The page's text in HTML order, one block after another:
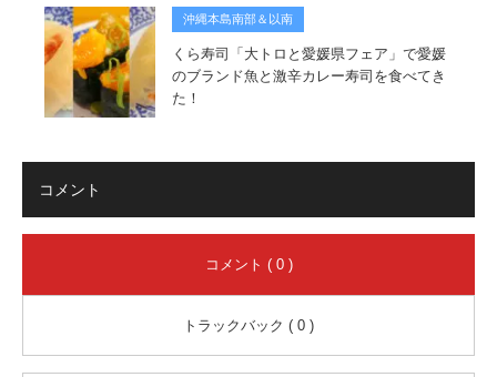
沖縄本島南部＆以南
くら寿司「大トロと愛媛県フェア」で愛媛
のブランド魚と激辛カレー寿司を食べてき
た！
コメント
コメント ( 0 )
トラックバック ( 0 )